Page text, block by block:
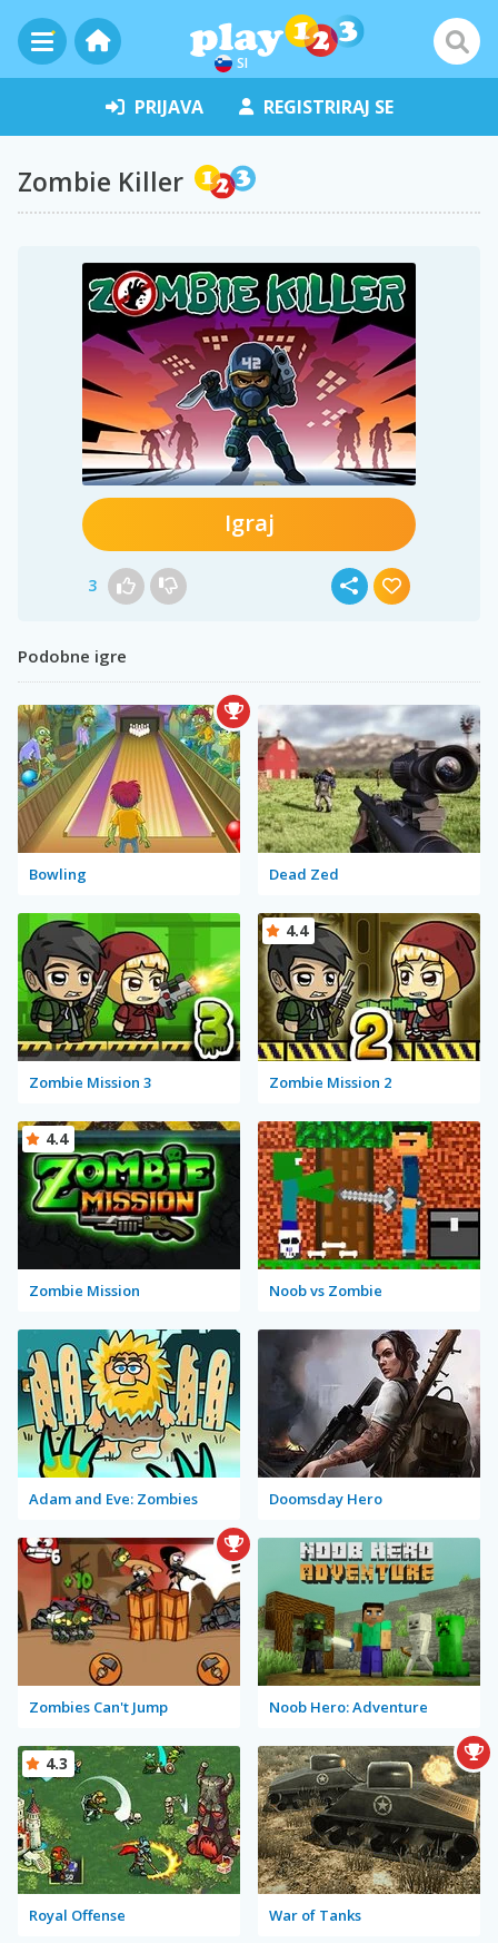
SI
PRIJAVA REGISTRIRAJ SE
Zombie Killer
Igraj
3
Podobne igre
Bowling Dead Zed
Zombie Mission 3 Zombie Mission 2
4.4
Zombie Mission
4.4
Noob vs Zombie
Adam and Eve: Zombies Doomsday Hero
Zombies Can't Jump Noob Hero: Adventure
Royal Offense
4.3
War of Tanks